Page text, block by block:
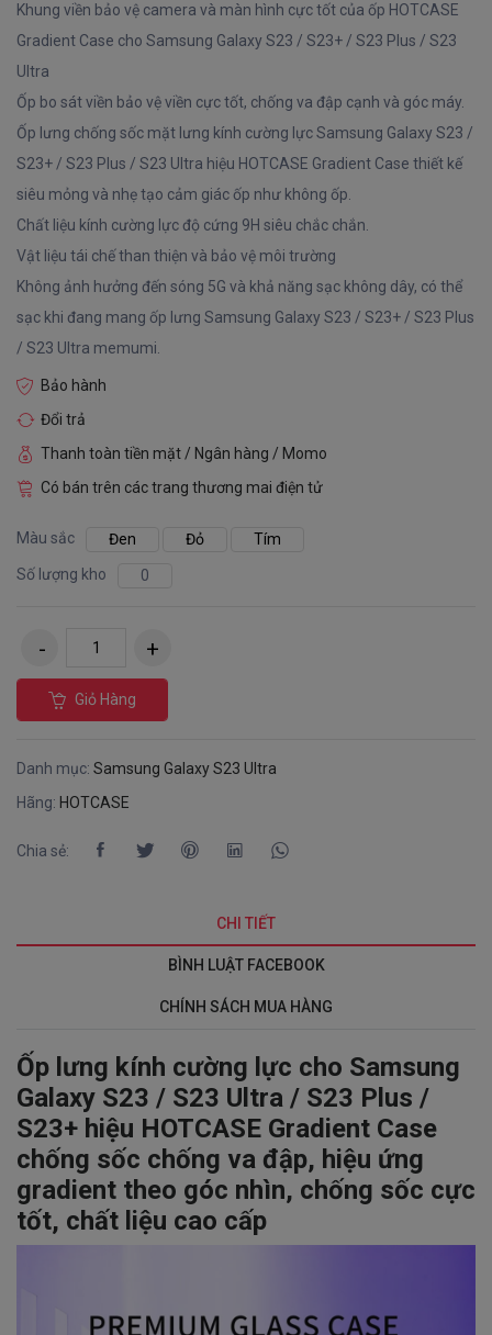
Khung viền bảo vệ camera và màn hình cực tốt của ốp HOTCASE
Gradient Case cho Samsung Galaxy S23 / S23+ / S23 Plus / S23
Ultra
Ốp bo sát viền bảo vệ viền cực tốt, chống va đập cạnh và góc máy.
Ốp lưng chống sốc mặt lưng kính cường lực Samsung Galaxy S23 /
S23+ / S23 Plus / S23 Ultra hiệu HOTCASE Gradient Case thiết kế
siêu mỏng và nhẹ tạo cảm giác ốp như không ốp.
Chất liệu kính cường lực độ cứng 9H siêu chắc chắn.
Vật liệu tái chế than thiện và bảo vệ môi trường
Không ảnh hưởng đến sóng 5G và khả năng sạc không dây, có thể
sạc khi đang mang ốp lưng Samsung Galaxy S23 / S23+ / S23 Plus
/ S23 Ultra memumi.
Bảo hành
Đổi trả
Thanh toàn tiền mặt / Ngân hàng / Momo
Có bán trên các trang thương mai điện tử
Màu sắc Đen Đỏ
Tím
Số lượng kho
0
Giỏ Hàng
Danh mục: Samsung Galaxy S23 Ultra
Hãng: HOTCASE
Chia sẻ:
CHI TIẾT
BÌNH LUẬT FACEBOOK
CHÍNH SÁCH MUA HÀNG
Ốp lưng kính cường lực cho Samsung
Galaxy S23 / S23 Ultra / S23 Plus /
S23+ hiệu HOTCASE Gradient Case
chống sốc chống va đập, hiệu ứng
gradient theo góc nhìn, chống sốc cực
tốt, chất liệu cao cấp